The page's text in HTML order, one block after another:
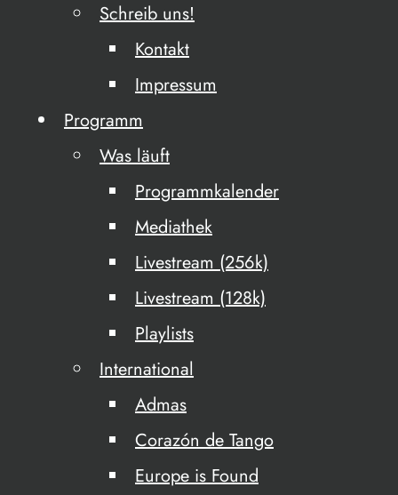
Schreib uns!
Kontakt
Impressum
Programm
Was läuft
Programmkalender
Mediathek
Livestream (256k)
Livestream (128k)
Playlists
International
Admas
Corazón de Tango
Europe is Found